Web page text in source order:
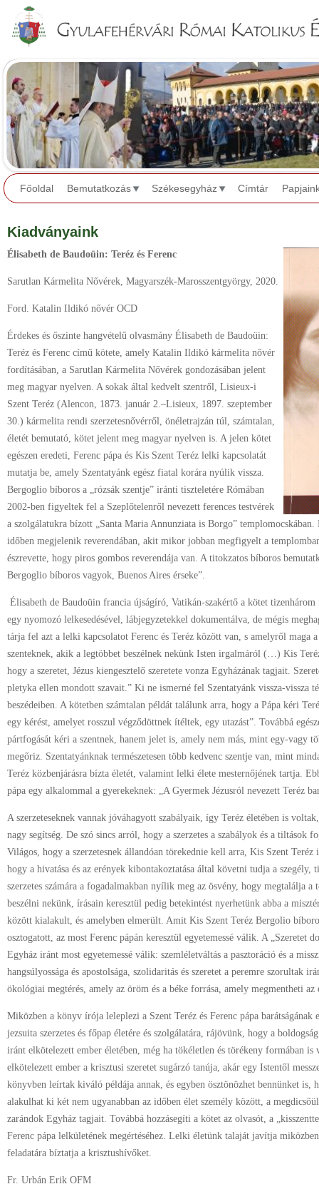
Főoldal Bemutatkozás Székesegyház Címtár
Kiadványaink
Élisabeth de Baudoüin: Teréz és Ferenc
Sarutlan Kármelita Nővérek, Magyarszék-Marosszentgyörgy, 2020.
Ford. Katalin Ildikó nővér OCD
Érdekes és őszinte hangvételű olvasmány Élisabeth de Baudoüin:
Teréz és Ferenc című kötete, amely Katalin Ildikó kármelita nővér
fordításában, a Sarutlan Kármelita Nővérek gondozásában jelent
meg magyar nyelven. A sokak által kedvelt szentről, Lisieux-i
Szent Teréz (Alencon, 1873. január 2.–Lisieux, 1897. szeptember
30.) kármelita rendi szerzetesnővérről, önéletrajzán túl, számtalan,
életét bemutató, kötet jelent meg magyar nyelven is. A jelen kötet
egészen eredeti, Ferenc pápa és Kis Szent Teréz lelki kapcsolatát
mutatja be, amely Szentatyánk egész fiatal korára nyúlik vissza.
Bergoglio bíboros a „rózsák szentje” iránti tiszteletére Rómában
2002-ben figyeltek fel a Szeplőtelenről nevezett ferences testvérek
a szolgálatukra bízott „Santa Maria Annunziata is Borgo”
időben megjelenik reverendában, akit mikor jobban megfigyelt a
észrevette, hogy piros gombos reverendája van. A titokzatos bíboros
Bergoglio bíboros vagyok, Buenos Aires érseke”.
Élisabeth de Baudoüin francia újságíró, Vatikán-szakértő a kötet tizenhárom
egy nyomozó lelkesedésével, lábjegyzetekkel dokumentálva, de mégis
tárja fel azt a lelki kapcsolatot Ferenc és Teréz között van, s amelyről maga
szenteknek, akik a legtöbbet beszélnek nekünk Isten irgalmáról (…) Kis
hogy a szeretet, Jézus kiengesztelő szeretete vonza Egyházának tagjait.
pletyka ellen mondott szavait.” Ki ne ismerné fel Szentatyánk vissza-vissza
beszédeiben. A kötetben számtalan példát találunk arra, hogy a Pápa kéri
egy kérést, amelyet rosszul végződöttnek ítéltek, egy utazást”. Továbbá
pártfogását kéri a szentnek, hanem jelet is, amely nem más, mint egy-vagy
megőriz. Szentatyánknak természetesen több kedvenc szentje van, mint
Teréz közbenjárásra bízta életét, valamint lelki élete mesternőjének tartja.
pápa egy alkalommal a gyerekeknek: „A Gyermek Jézusról nevezett Teréz
A szerzeteseknek vannak jóváhagyott szabályaik, így Teréz életében is
nagy segítség. De szó sincs arról, hogy a szerzetes a szabályok és a tiltások
Világos, hogy a szerzetesnek állandóan törekednie kell arra, Kis Szent Teréz
hogy a hivatása és az erények kibontakoztatása által követni tudja a szegély,
szerzetes számára a fogadalmakban nyílik meg az ösvény, hogy megtalálja a
beszélni nekünk, írásain keresztül pedig betekintést nyerhetünk abba a
között kialakult, és amelyben elmerült. Amit Kis Szent Teréz Bergolio
osztogatott, az most Ferenc pápán keresztül egyetemessé válik. A „Szeretet
Egyház iránt most egyetemessé válik: szemléletváltás a pasztoráció és a
hangsúlyossága és apostolsága, szolidaritás és szeretet a peremre szorultak
ökológiai megtérés, amely az öröm és a béke forrása, amely megmentheti az
Miközben a könyv írója leleplezi a Szent Teréz és Ferenc pápa barátságának
jezsuita szerzetes és főpap életére és szolgálatára, rájövünk, hogy a
iránt elkötelezett ember életében, még ha tökéletlen és törékeny formában
elkötelezett ember a krisztusi szeretet sugárzó tanúja, akár egy Istentől
könyvben leírtak kiváló példája annak, és egyben ösztönözhet bennünket
alakulhat ki két nem ugyanabban az időben élet személy között, a
zarándok Egyház tagjait. Továbbá hozzásegíti a kötet az olvasót, a
Ferenc pápa lelkületének megértéséhez. Lelki életünk talaját javítja
feladatára bíztatja a krisztushívőket.
Fr. Urbán Erik OFM